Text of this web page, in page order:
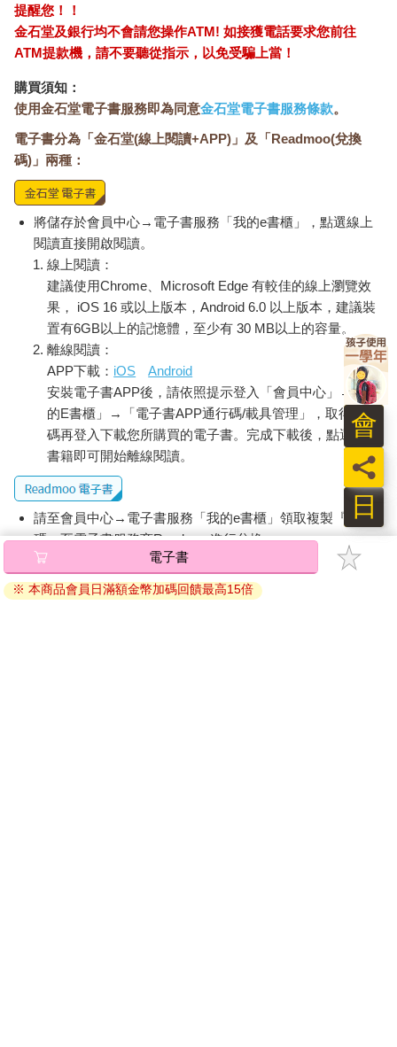
這些是情書嗎？電影通常都是這樣演。
卡絲碧雅拍了一張照，準備傳給艾莉和蘿麗莎。
當卡絲碧雅解開那捆信的時候，那朵紫藍色的花掉在她的大腿
封信，之前都已經被打開過了。
信封上的字跡飄逸老式，卡絲碧雅幾乎無法辨認。
敏娜．雷諾茲
2101貝克曼廣場 #5C
布魯克林，紐約
美國
這是這公寓的地址。但每封信的寄件地址都不同。有些地方卡絲
碧雅甚至不知道在哪裡，但她知道其中的一些國家：中國、埃
及、蘇格蘭……對，這些信件來自世界各地，但都是同一人寄出
羅莎琳德．雷諾茲。
卡絲碧雅猶豫了一下，輕摸著第一個信封。如果她讀了其中一封
信，應該不會怎麼樣吧？之後爸爸還是可以把信轉交給房東太
她打開信封，拿出信，信紙折疊得很仔細，剛剛好可以放進信
封。紙張和信封一樣是淡綠色，上面的字跡也一樣。
親愛的姊姊：
我的第一道謎題來了！這樣就算我們距離遙遠，也像是在一起旅
行。就像之前說好的，你要猜的植物既不是非常稀有，也不會是
你不知道的，而且每種都和人類世界有關。
你知道嗎？敏娜、爸爸和我現在已經成為真正的名人了！英國植
物學家和他失明的女兒一起環遊世界，探索綠色王國。當我靠手
提醒您！！
金石堂及銀行均不會請您操作ATM! 如接獲電話要求您前往
ATM提款機，請不要聽從指示，以免受騙上當！
購買須知：
使用金石堂電子書服務即為同意金石堂電子書服務條款。
電子書分為「金石堂(線上閱讀+APP)」及「Readmoo(兌換
碼)」兩種：
將儲存於會員中心→電子書服務「我的e書櫃」，點選線上
閱讀直接開啟閱讀。
線上閱讀：
建議使用Chrome、Microsoft Edge 有較佳的線上瀏覽效
果， iOS 16 或以上版本，Android 6.0 以上版本，建議裝
置有6GB以上的記憶體，至少有 30 MB以上的容量。
離線閱讀：
APP下載： iOS
Android
安裝電子書APP後，請依照提示登入「會員中心」→「我
的E書櫃」→「電子書APP通行碼/載具管理」，取得通行
碼再登入下載您所購買的電子書。完成下載後，點選任一
書籍即可開始離線閱讀。
請至會員中心→電子書服務「我的e書櫃」領取複製『兌換
碼』至電子書服務商Readmoo進行兌換。
退換貨須知：
因版權保護，您在金石堂所購買的電子書僅能以金石堂專屬
電子書
※ 本商品會員日滿額金幣加碼回饋最高15倍
日
員
會